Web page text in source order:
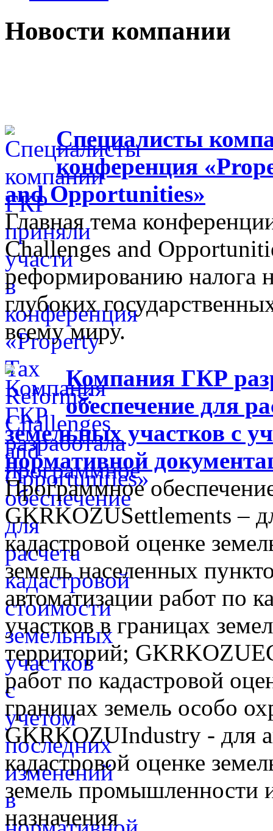
Новости компании
Специалисты
конференция
and Opportunities»
Главная тема
Challenges and
реформированию налога
глубоких
всему миру.
Компания ГКР
обеспечение для
земельных участков с
нормативной
Программное
GKRKOZUSettlements –
кадастровой оценке
земель населенных
автоматизации работ по
участков в границах
территорий;
работ по кадастровой
границах земель особо
GKRKOZUIndustry - для
кадастровой оценке
земель промышленности
назначения